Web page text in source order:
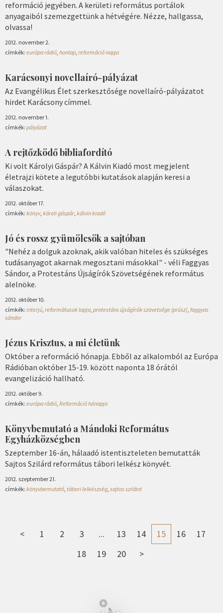
reformáció jegyében. A kerületi református portálok
anyagaiból szemezgettünk a hétvégére. Nézze, hallgassa,
olvassa!
2012. november 2.
címkék: európa rádió, honlap, reformáció napja
Karácsonyi novellaíró-pályázat
Az Evangélikus Élet szerkesztősége novellaíró-pályázatot
hirdet Karácsony címmel.
2012. november 1.
címkék: pályázat
A rejtőzködő bibliafordító
Ki volt Károlyi Gáspár? A Kálvin Kiadó most megjelent
életrajzi kötete a legutóbbi kutatások alapján keresi a
válaszokat.
2012. október 17.
címkék: könyv, károli gáspár, kálvin kiadó
Jó és rossz gyümölcsök a sajtóban
"Nehéz a dolguk azoknak, akik valóban hiteles és szükséges
tudásanyagot akarnak megosztani másokkal" - véli Faggyas
Sándor, a Protestáns Újságírók Szövetségének református
alelnöke.
2012. október 10.
címkék: interjú, reformátusok lapja, protestáns újságírók szövetsége (prúsz), faggyas
sándor
Jézus Krisztus, a mi életünk
Október a reformáció hónapja. Ebből az alkalomból az Európa
Rádióban október 15-19. között naponta 18 órától
evangelizáció hallható.
2012. október 9.
címkék: európa rádió, Reformáció hónapja
Könyvbemutató a Mándoki Református
Egyházközségben
Szeptember 16-án, hálaadó istentiszteleten bemutatták
Sajtos Szilárd református tábori lelkész könyvét.
2012. szeptember 21.
címkék: könyvbemutató tábori lelkészség sajtos szilárd
< 1 2 3 ... 13 14 15 16
17
18
19 20 >